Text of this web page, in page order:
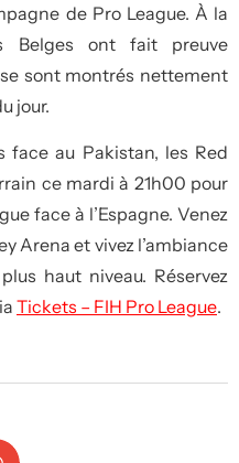
de Pro League. À la
Belges ont fait preuve
sont montrés nettement
jour.
face au Pakistan, les Red
ce mardi à 21h00 pour
face à l’Espagne. Venez
Arena et vivez l’ambiance
haut niveau. Réservez
Tickets – FIH Pro League.